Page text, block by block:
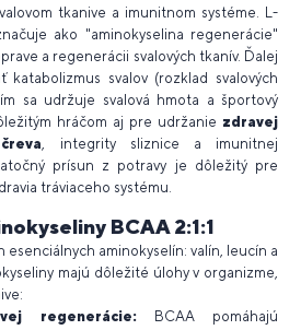
tkanive a imunitnom systéme. L-
ako "aminokyselina regenerácie"
a regenerácii svalových tkanív. Ďalej
katabolizmus svalov (rozklad svalových
sa udržuje svalová hmota a športový
hráčom aj pre udržanie zdravej
, integrity sliznice a imunitnej
prísun z potravy je dôležitý pre
tráviaceho systému.
BCAA 2:1:1
esenciálnych aminokyselín: valín, leucín a
majú dôležité úlohy v organizme,
regenerácie:
BCAA pomáhajú